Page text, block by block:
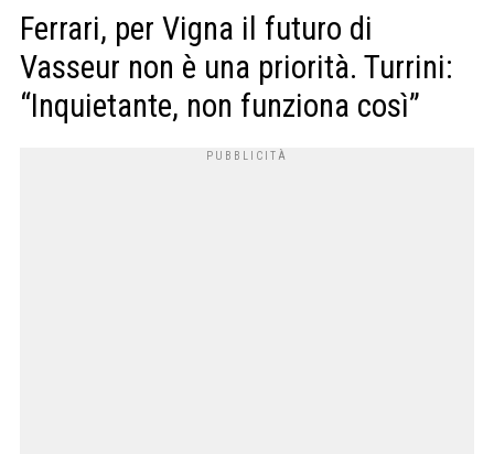
Ferrari, per Vigna il futuro di
Vasseur non è una priorità. Turrini:
“Inquietante, non funziona così”